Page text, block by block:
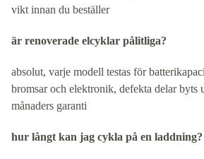
vikt innan du beställer
är renoverade elcyklar pålitliga?
absolut, varje modell testas för
bromsar och elektronik, defekta delar byts
månaders garanti
hur långt kan jag cykla på en laddning?